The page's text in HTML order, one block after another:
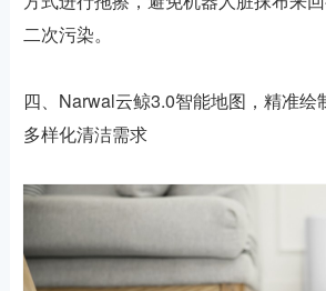
二次污染。
四、Narwal云鲸3.0智能地图，精准绘
多样化清洁需求